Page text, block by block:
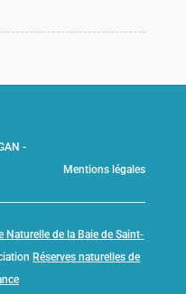
-
Mentions légales
Naturelle de la Baie de Saint-
Réserves naturelles de